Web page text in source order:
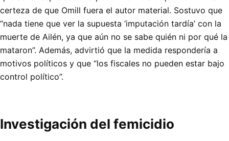
certeza de que Omill fuera el autor material. Sostuvo que
“nada tiene que ver la supuesta ‘imputación tardía’ con la
muerte de Ailén, ya que aún no se sabe quién ni por qué la
mataron”. Además, advirtió que la medida respondería a
motivos políticos y que “los fiscales no pueden estar bajo
control político”.
Investigación del femicidio